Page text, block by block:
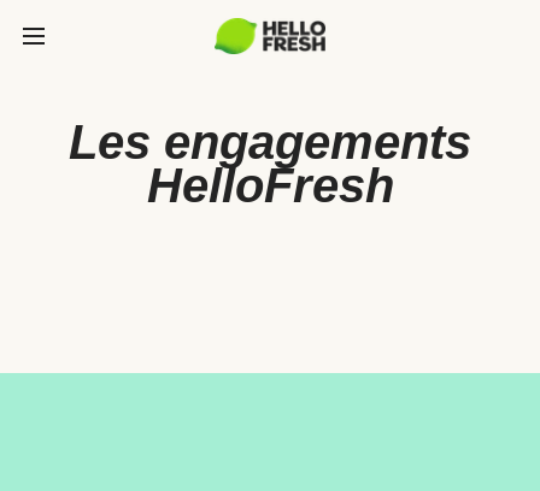
Les engagements
HelloFresh